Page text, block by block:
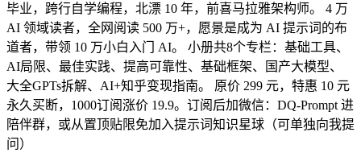
毕业，跨行自学编程，北漂 10 年，前喜马拉雅架构师。 4 万
AI 领域读者，全网阅读 500 万+，愿景是成为 AI 提示词的布
道者，带领 10 万小白入门 AI。 小册共8个专栏：基础工具、
AI局限、最佳实践、提高可靠性、基础框架、国产大模型、
大全GPTs拆解、AI+知乎变现指南。 原价 299 元，特惠 10 元
永久买断，1000订阅涨价 19.9。订阅后加微信：DQ-Prompt 进
陪伴群，或从置顶贴限免加入提示词知识星球（可单独向我提
问）